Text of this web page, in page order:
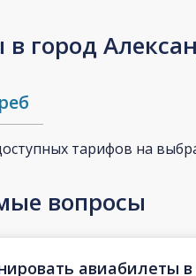
город
тарифов на
вопросы
авиабилеты